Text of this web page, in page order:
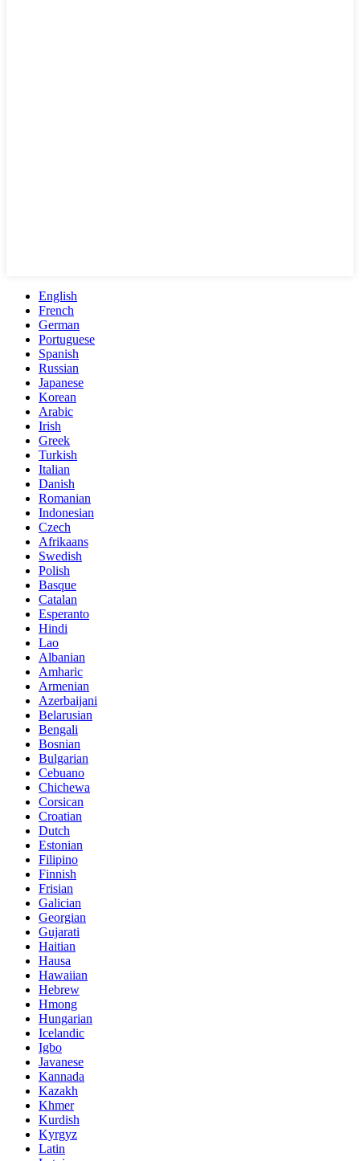
English
French
German
Portuguese
Spanish
Russian
Japanese
Korean
Arabic
Irish
Greek
Turkish
Italian
Danish
Romanian
Indonesian
Czech
Afrikaans
Swedish
Polish
Basque
Catalan
Esperanto
Hindi
Lao
Albanian
Amharic
Armenian
Azerbaijani
Belarusian
Bengali
Bosnian
Bulgarian
Cebuano
Chichewa
Corsican
Croatian
Dutch
Estonian
Filipino
Finnish
Frisian
Galician
Georgian
Gujarati
Haitian
Hausa
Hawaiian
Hebrew
Hmong
Hungarian
Icelandic
Igbo
Javanese
Kannada
Kazakh
Khmer
Kurdish
Kyrgyz
Latin